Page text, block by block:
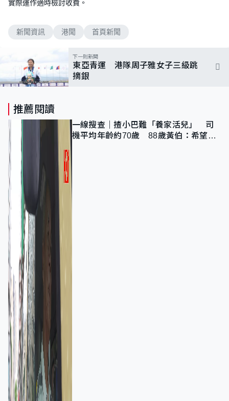
實際運作適時檢討收費。
新聞資訊 港聞 首頁新聞
下一則新聞
東亞青運 港隊周子雅女子三級跳
摘銀
推薦閱讀
一線搜查｜揸小巴難「養家活兒」 司
機平均年齡約70歲 88歲黃伯：希望一